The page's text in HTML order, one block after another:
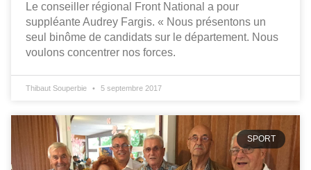
Le conseiller régional Front National a pour
suppléante Audrey Fargis. « Nous présentons un
seul binôme de candidats sur le département. Nous
voulons concentrer nos forces.
Thibaut Souperbie 5 septembre 2017
SPORT